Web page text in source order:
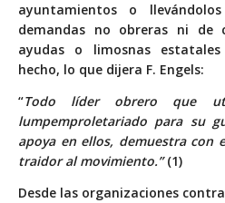
ayuntamientos o
demandas no obreras ni de
ayudas o limosnas
hecho, lo que dijera F. Engels:
“Todo líder obrero que
lumpemproletariado para su
apoya en ellos, demuestra con
traidor al movimiento.”(1)
Desde las organizaciones